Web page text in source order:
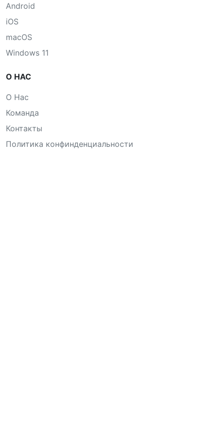
Android
iOS
macOS
Windows 11
О НАС
О Нас
Команда
Контакты
Политика конфинденциальности